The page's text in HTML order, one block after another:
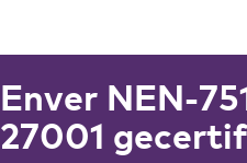
Enver NEN-
27001